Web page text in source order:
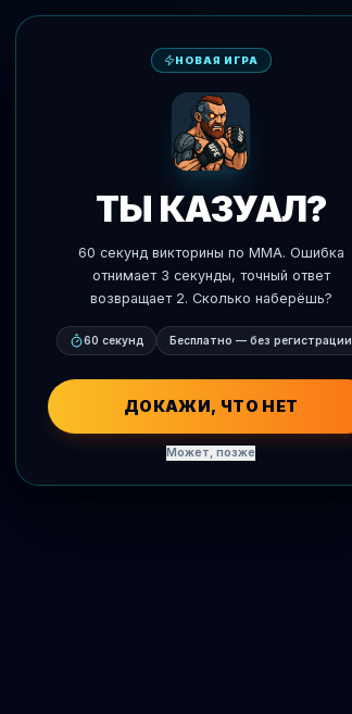
ИИ Прогнозы Блиц
НОВАЯ ИГРА
ТЫ КАЗУАЛ?
60 секунд викторины по MMA. Ошибка
отнимает 3 секунды, точный ответ
возвращает 2. Сколько наберёшь?
60 секунд Бесплатно — без регистрации
ДОКАЖИ, ЧТО НЕТ
Может, позже